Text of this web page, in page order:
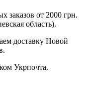
заказов от 2000 грн.
область).
доставку Новой
Укрпочта.